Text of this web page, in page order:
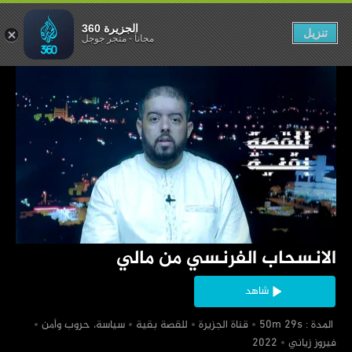
‏الانسحاب الفرنسي من مالي
شاهد
‏ المدة : 50m 29s
‏قناة الجزيرة ‏للقصة بقية
‏سياسة، حروب وأمن
‏فيروز زياني
من مالي
الجزيرة 360
مجاناً-متجر جوجل تنزيل